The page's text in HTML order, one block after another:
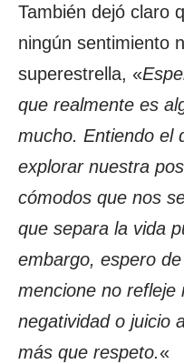
También dejó claro
ningún sentimiento
superestrella, «
que realmente es
mucho. Entiendo el
explorar nuestra
cómodos que nos
que separa la vida
embargo, espero
mencione no refleje
negatividad o juicio
más que respeto.«